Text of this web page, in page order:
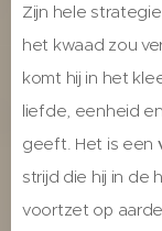
Zijn hele
het kwaad zou
komt hij in het
liefde, eenheid
geeft. Het is een
strijd die hij in de
voortzet op